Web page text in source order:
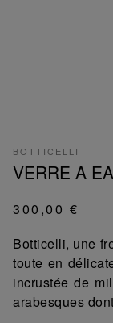
BOTTICELLI
VERRE A
300,00 €
Botticelli, une
toute en
incrustée de
arabesques